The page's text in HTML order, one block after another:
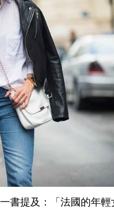
書提及：「法國的年輕